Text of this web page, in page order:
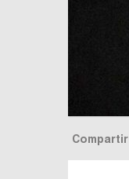
Compartir